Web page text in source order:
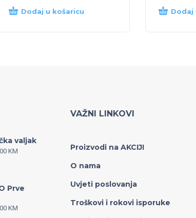
Dodaj u košaricu Dodaj
valjak
KM
Prve
KM
VAŽNI LINKOVI
Proizvodi na AKCIJI
O nama
Uvjeti poslovanja
Troškovi i rokovi isporuke